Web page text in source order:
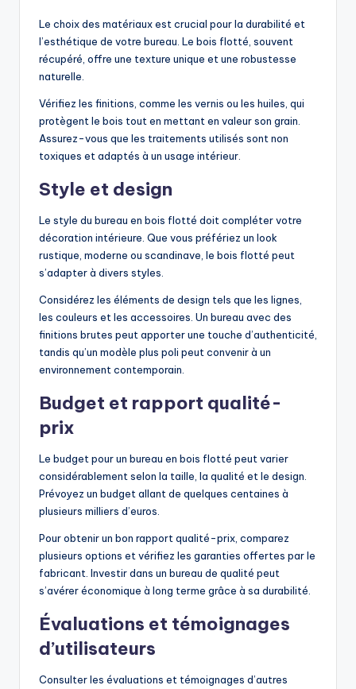
Le choix des matériaux est crucial pour la durabilité et
l’esthétique de votre bureau. Le bois flotté, souvent
récupéré, offre une texture unique et une robustesse
naturelle.
Vérifiez les finitions, comme les vernis ou les huiles, qui
protègent le bois tout en mettant en valeur son grain.
Assurez-vous que les traitements utilisés sont non
toxiques et adaptés à un usage intérieur.
Style et design
Le style du bureau en bois flotté doit compléter votre
décoration intérieure. Que vous préfériez un look
rustique, moderne ou scandinave, le bois flotté peut
s’adapter à divers styles.
Considérez les éléments de design tels que les lignes,
les couleurs et les accessoires. Un bureau avec des
finitions brutes peut apporter une touche d’authenticité,
tandis qu’un modèle plus poli peut convenir à un
environnement contemporain.
Budget et rapport qualité-
prix
Le budget pour un bureau en bois flotté peut varier
considérablement selon la taille, la qualité et le design.
Prévoyez un budget allant de quelques centaines à
plusieurs milliers d’euros.
Pour obtenir un bon rapport qualité-prix, comparez
plusieurs options et vérifiez les garanties offertes par le
fabricant. Investir dans un bureau de qualité peut
s’avérer économique à long terme grâce à sa durabilité.
Évaluations et témoignages
d’utilisateurs
Consulter les évaluations et témoignages d’autres